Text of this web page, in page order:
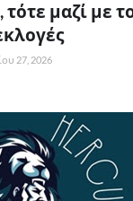
τότε μαζί με
27, 2026